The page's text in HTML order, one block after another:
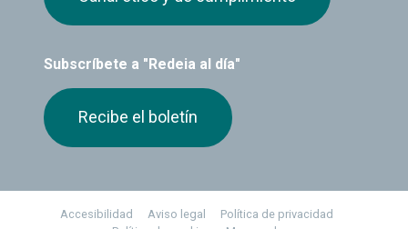
Subscríbete a "Redeia al día"
Recibe el boletín
Footer
Accesibilidad Aviso legal
Política de privacidad